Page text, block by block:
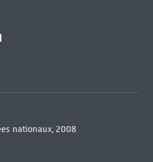
nationaux, 2008